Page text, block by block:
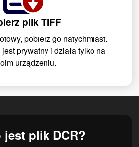
plik TIFF
pobierz go natychmiast.
prywatny i działa tylko na
urządzeniu.
jest plik DCR?